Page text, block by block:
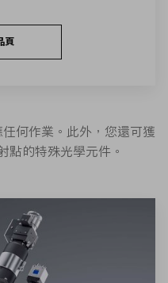
頁
何作業。此外，您還可獲
點的特殊光學元件。